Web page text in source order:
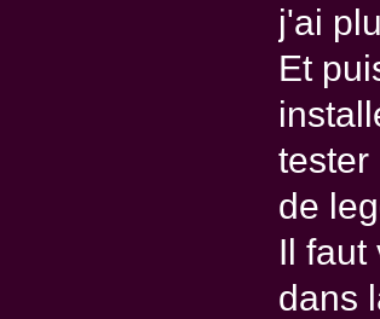
j'ai
Et
tester
de
Il faut
dans